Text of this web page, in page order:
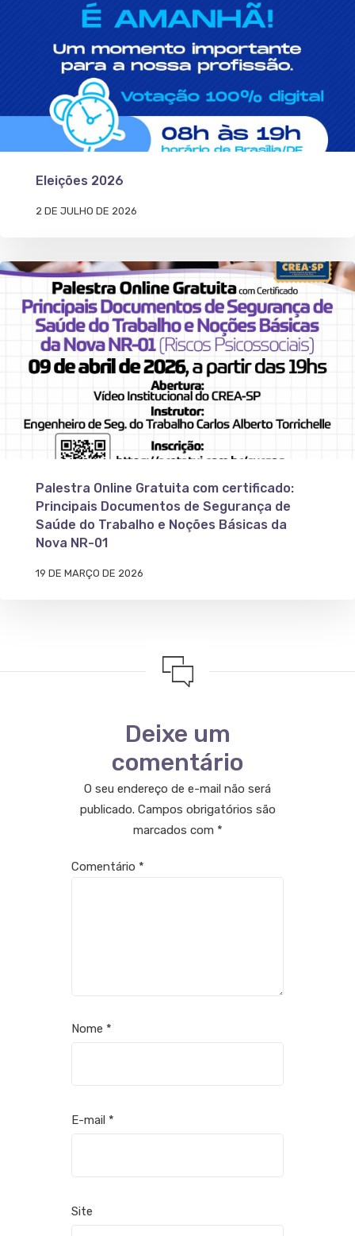
Eleições 2026
2 DE JULHO DE 2026
Palestra Online Gratuita com certificado:
Principais Documentos de Segurança de
Saúde do Trabalho e Noções Básicas da
Nova NR-01
19 DE MARÇO DE 2026
Deixe um
comentário
O seu endereço de e-mail não será
publicado. Campos obrigatórios são
marcados com *
Comentário *
Nome *
E-mail *
Site